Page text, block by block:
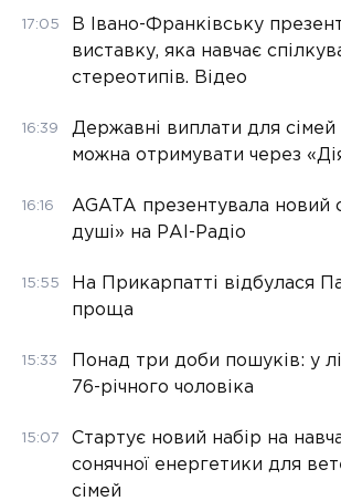
17:05
В Івано-Франківську
виставку, яка навчає
стереотипів. Відео
16:39
Державні виплати для сімей
можна отримувати через
16:16
AGATA презентувала новий
душі» на РАІ-Радіо
15:55
На Прикарпатті відбулася
проща
15:33
Понад три доби пошуків: у
76-річного чоловіка
15:07
Стартує новий набір на
сонячної енергетики для
сімей